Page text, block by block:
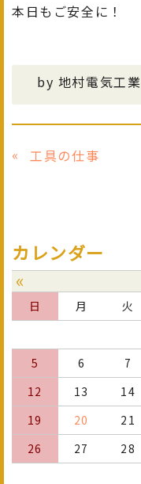
本日もご安全に！
by 地村電気工業
« 工具の仕事
カレンダー
«
日 月 火
5
6 7
12
13 14
19
20 21
26
27 28